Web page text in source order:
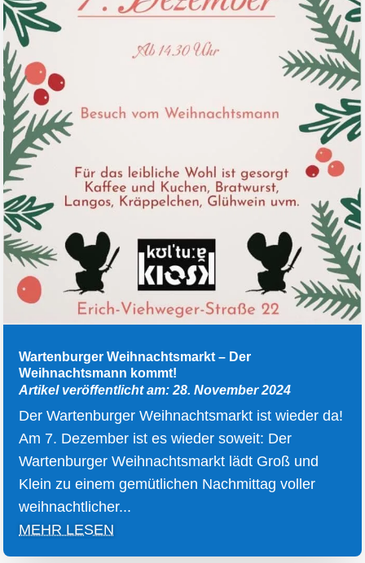
Wartenburger Weihnachtsmarkt – Der
Weihnachtsmann kommt!
Artikel veröffentlicht am: 28. November 2024
Der Wartenburger Weihnachtsmarkt ist wieder da!
Am 7. Dezember ist es wieder soweit: Der
Wartenburger Weihnachtsmarkt lädt Groß und
Klein zu einem gemütlichen Nachmittag voller
weihnachtlicher...
MEHR LESEN